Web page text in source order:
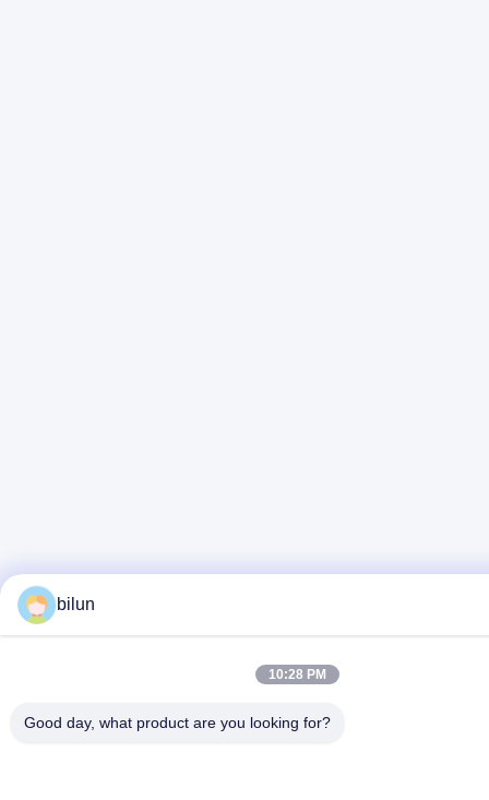
bilun
10:28 PM
Good day, what product are you looking for?